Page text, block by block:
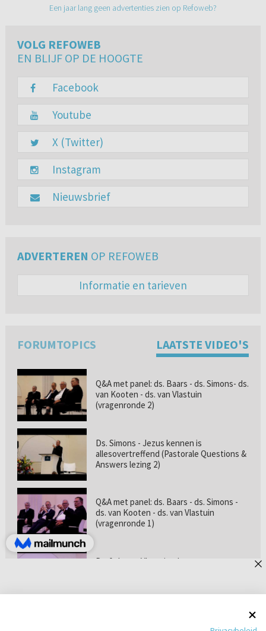
Een jaar lang geen advertenties zien op Refoweb?
VOLG REFOWEB
EN BLIJF OP DE HOOGTE
Facebook
Youtube
X (Twitter)
Instagram
Nieuwsbrief
ADVERTEREN OP REFOWEB
Informatie en tarieven
FORUMTOPICS LAATSTE VIDEO'S
Q&A met panel: ds. Baars - ds. Simons- ds.
van Kooten - ds. van Vlastuin
(vragenronde 2)
Ds. Simons - Jezus kennen is
allesovertreffend (Pastorale Questions &
Answers lezing 2)
Q&A met panel: ds. Baars - ds. Simons -
ds. van Kooten - ds. van Vlastuin
(vragenronde 1)
Prof. dr. van Vlastuin - Is